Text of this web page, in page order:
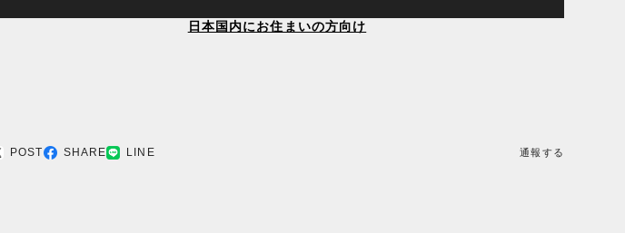
日本国内にお住まいの方向け
POST SHARE LINE 通報する